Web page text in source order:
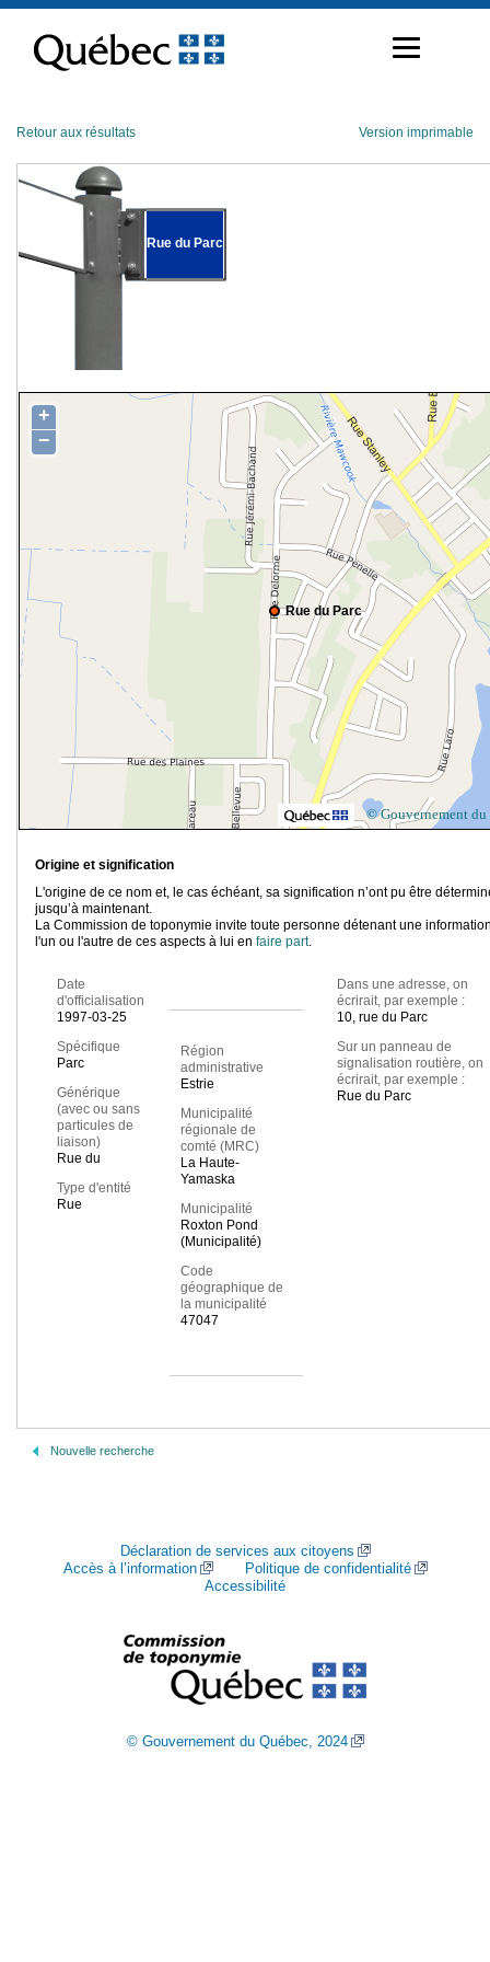
contenu
Retour aux résultats Version imprimable
Rue du Parc
Rue du Parc
+
−
© Gouvernement du
Origine et signification
L'origine de ce nom et, le cas échéant, sa signification n’ont pu être
jusqu’à maintenant.
La Commission de toponymie invite toute personne détenant une
l'un ou l'autre de ces aspects à lui en faire part.
Date
d'officialisation
1997-03-25
Spécifique
Parc
Générique
(avec ou sans
particules de
liaison)
Rue du
Type d'entité
Rue
Région
administrative
Estrie
Municipalité
régionale de
comté (MRC)
La Haute-
Yamaska
Municipalité
Roxton Pond
(Municipalité)
Code
géographique de
la municipalité
47047
Dans une adresse, on
écrirait, par exemple :
10, rue du Parc
Sur un panneau de
signalisation routière, on
écrirait, par exemple :
Rue du Parc
Nouvelle recherche
Déclaration de services aux citoyens
Accès à l’information
Politique de confidentialité
Accessibilité
© Gouvernement du Québec, 2024